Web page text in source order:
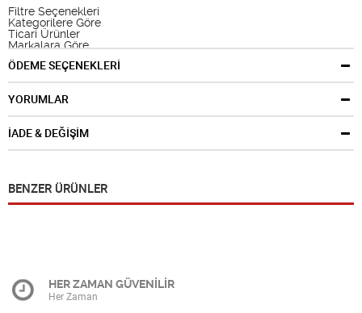
Filtre Seçenekleri
Kategorilere Göre
Ticari Ürünler
Markalara Göre
ugur
ÖDEME SEÇENEKLERİ
YORUMLAR
İADE & DEĞİŞİM
BENZER ÜRÜNLER
HER ZAMAN GÜVENİLİR
Her Zaman